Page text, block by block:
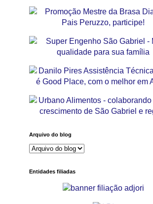
Arquivo do blog
Entidades filiadas